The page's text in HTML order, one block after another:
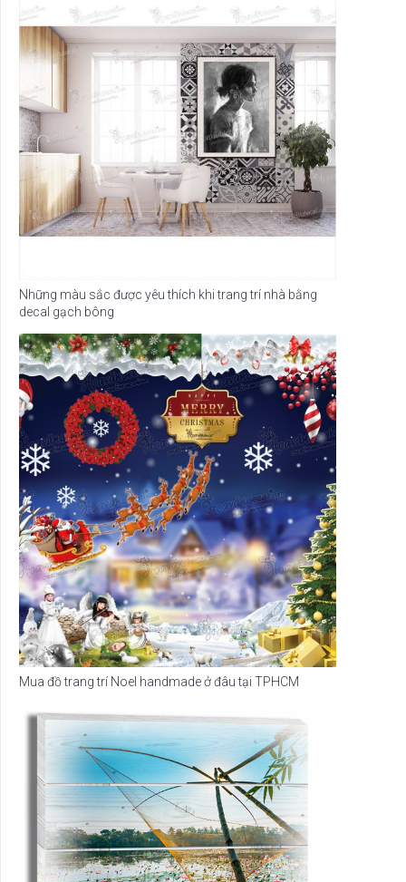
Những màu sắc được yêu thích khi trang trí nhà bằng
decal gạch bông
Mua đồ trang trí Noel handmade ở đâu tại TPHCM